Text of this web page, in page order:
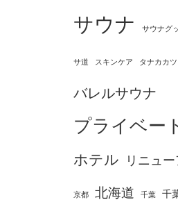
サウナ サウナグ
サ道 スキンケア タナカカ
バレルサウナ
プライベー
ホテル リニュ
京都 北海道 千葉 千